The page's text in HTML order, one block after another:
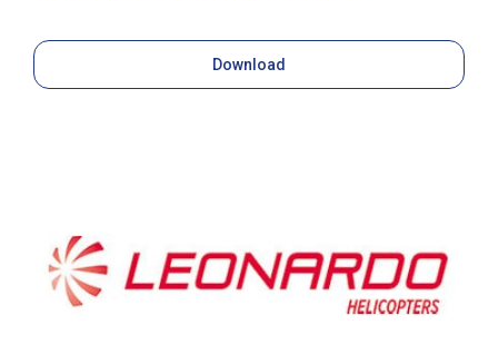
Download